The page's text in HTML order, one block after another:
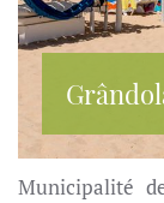
Municipalité